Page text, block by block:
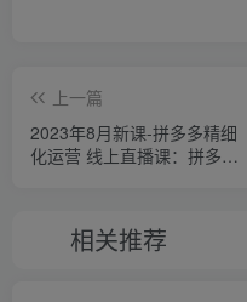
上一篇
2023年8月新课-拼多多精细
化运营 线上直播课：拼多多
相关推荐